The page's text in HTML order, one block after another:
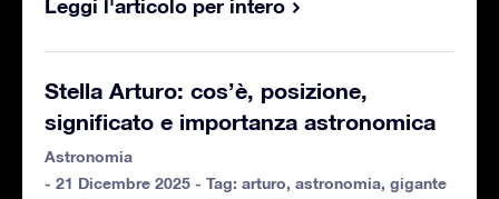
Leggi l'articolo per intero
Stella Arturo: cos’è, posizione,
significato e importanza astronomica
Astronomia
- 21 Dicembre 2025 - Tag: arturo, astronomia, gigante